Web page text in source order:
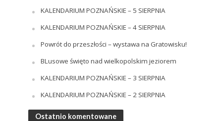
KALENDARIUM POZNAŃSKIE – 5 SIERPNIA
KALENDARIUM POZNAŃSKIE – 4 SIERPNIA
Powrót do przeszłości – wystawa na Gratowisku!
BLusowe święto nad wielkopolskim jeziorem
KALENDARIUM POZNAŃSKIE – 3 SIERPNIA
KALENDARIUM POZNAŃSKIE – 2 SIERPNIA
Ostatnio komentowane